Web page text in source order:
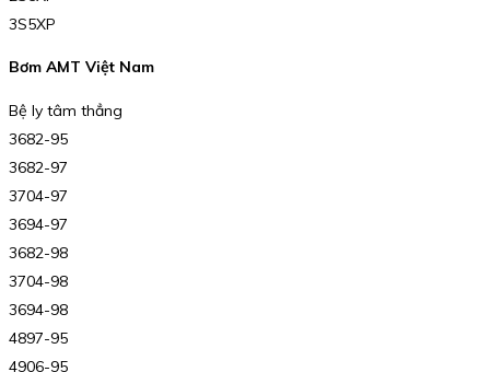
3S5XP
Bơm AMT Việt Nam
Bệ ly tâm thẳng
3682-95
3682-97
3704-97
3694-97
3682-98
3704-98
3694-98
4897-95
4906-95